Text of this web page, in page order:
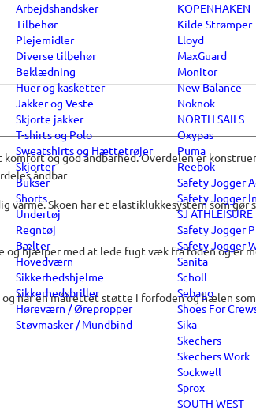
Arbejdshandsker
Tilbehør
Plejemidler
Diverse tilbehør
Beklædning
Huer og kasketter
Jakker og Veste
Skjorte jakker
T-shirts og Polo
Sweatshirts og Hættetrøjer
Skjorter
Bukser
Shorts
Undertøj
Regntøj
Bælter
Hovedværn
Sikkerhedshjelme
Sikkerhedsbriller
Høreværn / Ørepropper
Støvmasker / Mundbind
KOPENHAKEN
Kilde Strømper
Lloyd
MaxGuard
Monitor
New Balance
Noknok
NORTH SAILS
Oxypas
Puma
Reebok
Safety Jogger
Safety Jogger
SJ ATHLEISURE
Safety Jogger
Safety Jogger
Sanita
Scholl
Sebago
Shoes For
Sika
Skechers
Skechers Work
Sockwell
Sprox
SOUTH WEST
komfort og god åndbarhed. Overdelen er
åndbar
varme. Skoen har et elastiklukkesystem som gør
og hjælper med at lede fugt væk fra foden og er
har en målrettet støtte i forfoden og hælen